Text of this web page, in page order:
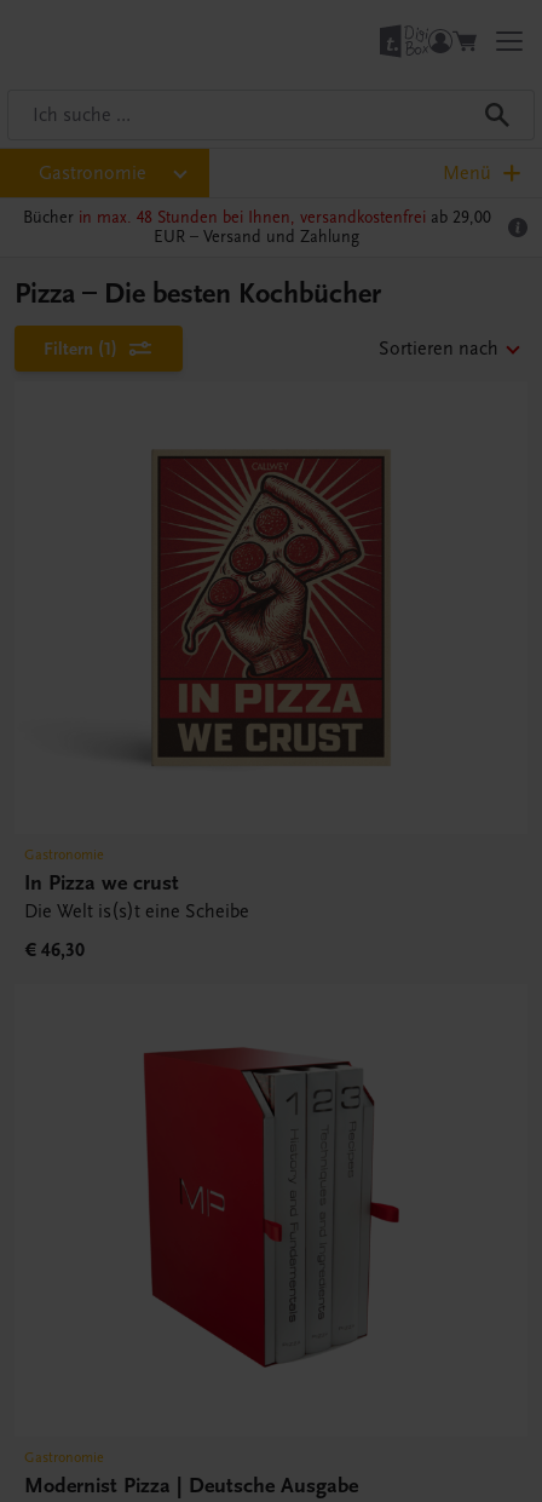
Gastronomie Menü
Bücher in max. 48 Stunden bei Ihnen, versandkostenfrei ab 29,00
EUR – Versand und Zahlung
Pizza – Die besten Kochbücher
Filtern (1) Sortieren nach
Gastronomie
In Pizza we crust
Die Welt is(s)t eine Scheibe
€ 46,30
Gastronomie
Modernist Pizza | Deutsche Ausgabe